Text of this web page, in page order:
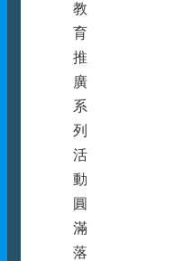
教
育
推
廣
系
列
活
動
圓
滿
落